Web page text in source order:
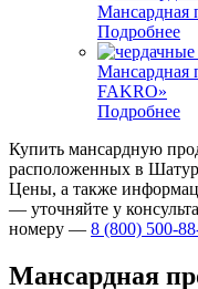
Мансардная
Подробнее
Мансардная
FAKRO»
Подробнее
Купить мансардную
расположенных в
Цены, а также
— уточняйте у
номеру — 8 (800) 500-
Мансардная